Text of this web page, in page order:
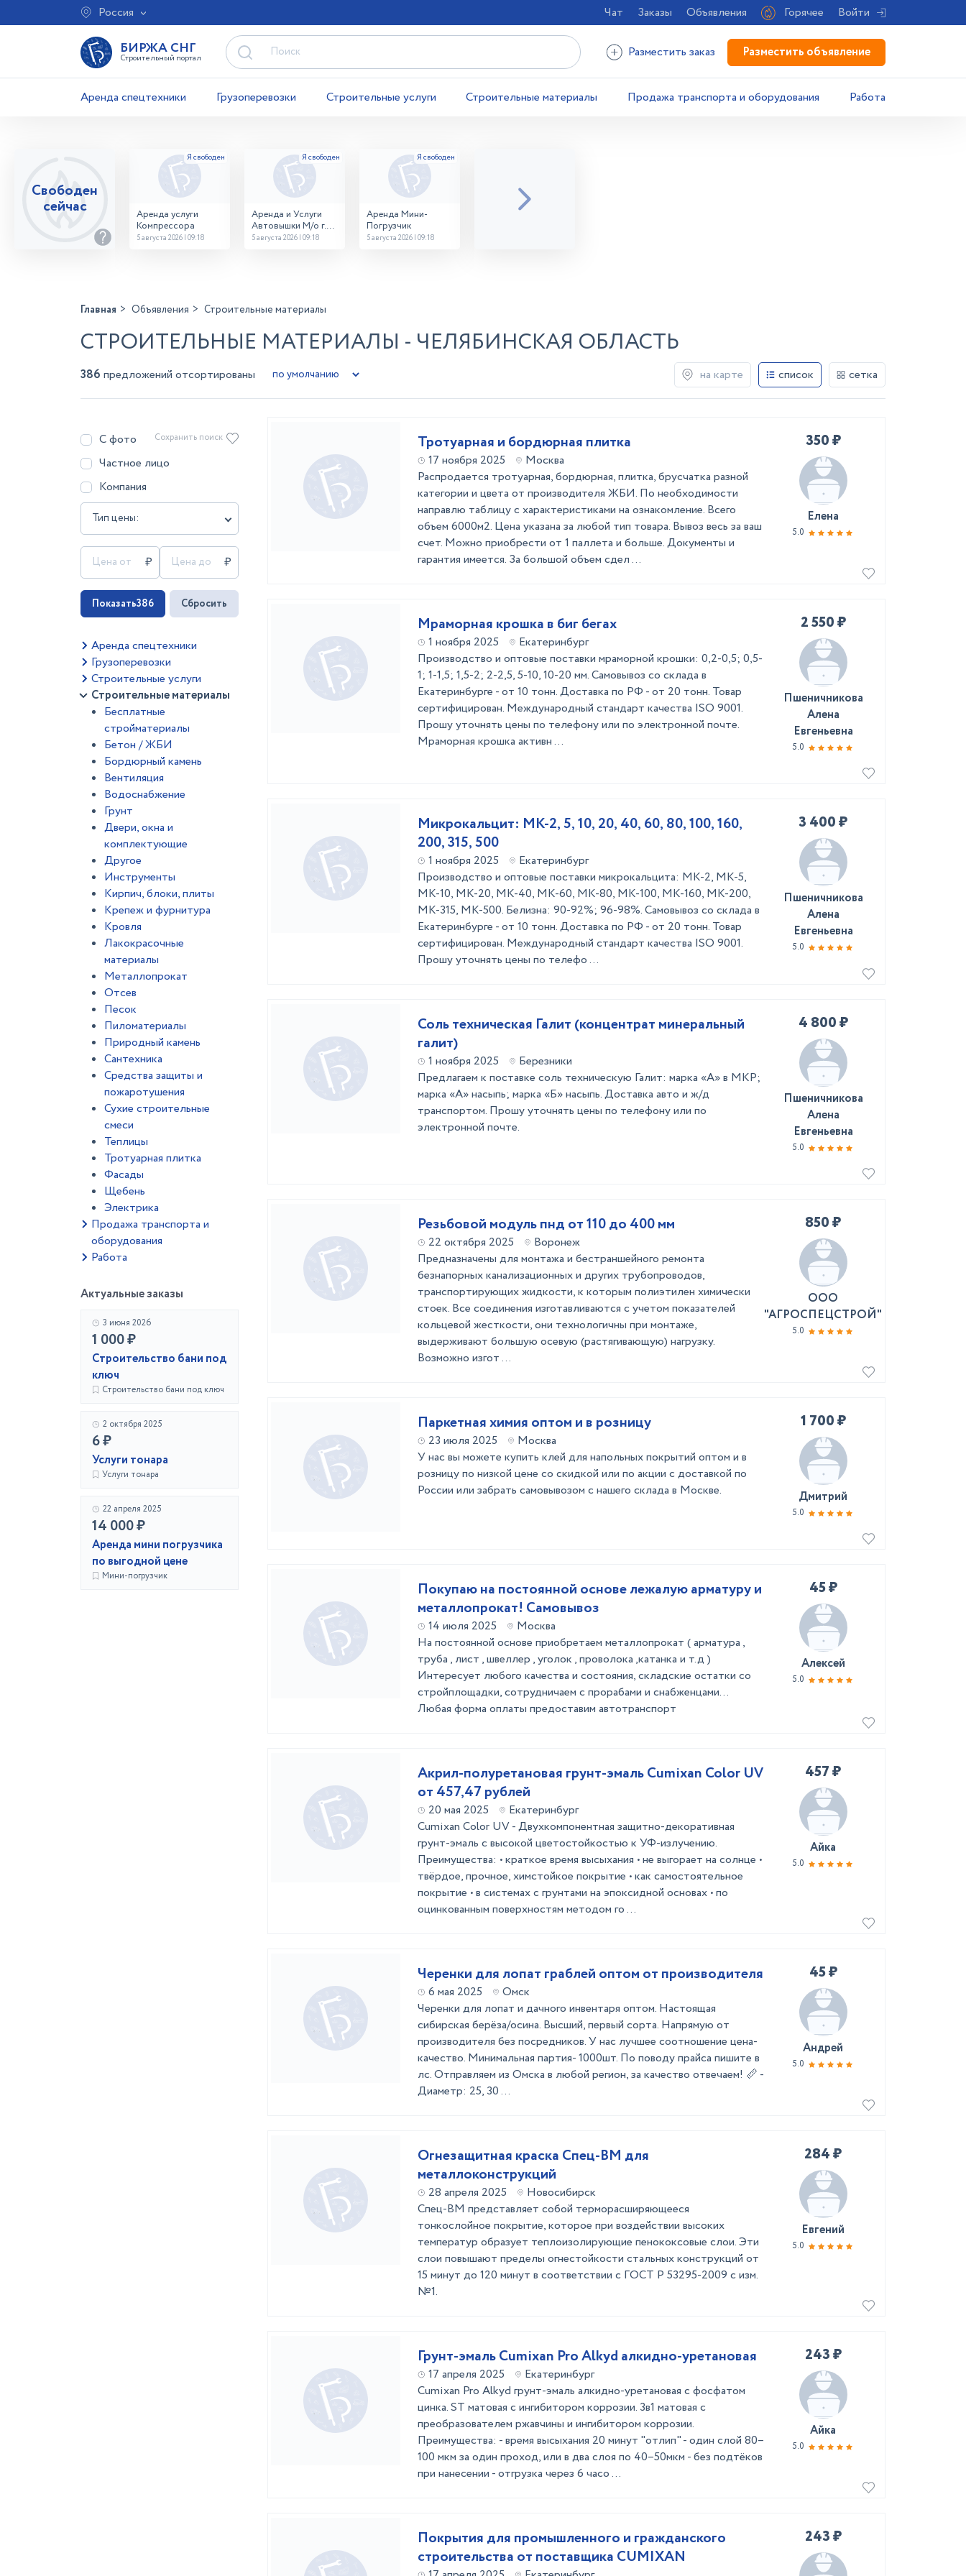
Россия Чат Заказы Объявления Горячее Войти
БИРЖА СНГ
Строительный портал Разместить заказ Разместить объявление
Аренда спецтехники Грузоперевозки Строительные услуги Строительные материалы Продажа транспорта и оборудования Работа
Свободен
сейчас
Аренда услуги
Компрессора
5 августа 2026 | 09:18
Аренда и Услуги
Автовышки М/о г.
Домодедово
5 августа 2026 | 09:18
Аренда Мини-
Погрузчик
5 августа 2026 | 09:18
Главная Объявления Строительные материалы
СТРОИТЕЛЬНЫЕ МАТЕРИАЛЫ - ЧЕЛЯБИНСКАЯ ОБЛАСТЬ
386 предложений отсортированы на карте список сетка
С фото
Частное лицо
Компания
Тип цены:
Сохранить поиск
Показать386 Сбросить
Аренда спецтехники
Грузоперевозки
Строительные услуги
Строительные материалы
Бесплатные
стройматериалы
Бетон / ЖБИ
Бордюрный камень
Вентиляция
Водоснабжение
Грунт
Двери, окна и
комплектующие
Другое
Инструменты
Кирпич, блоки, плиты
Крепеж и фурнитура
Кровля
Лакокрасочные
материалы
Металлопрокат
Отсев
Песок
Пиломатериалы
Природный камень
Сантехника
Средства защиты и
пожаротушения
Сухие строительные
смеси
Теплицы
Тротуарная плитка
Фасады
Щебень
Электрика
Продажа транспорта и
оборудования
Работа
Актуальные заказы
3 июня 2026
1 000 ₽
Строительство бани под
ключ
Строительство бани под ключ
2 октября 2025
6 ₽
Услуги тонара
Услуги тонара
22 апреля 2025
14 000 ₽
Аренда мини погрузчика
по выгодной цене
Мини-погрузчик
Тротуарная и бордюрная плитка
17 ноября 2025
Москва
Распродается тротуарная, бордюрная, плитка, брусчатка разной
категории и цвета от производителя ЖБИ. По необходимости
направлю таблицу с характеристиками на ознакомление. Всего
объем 6000м2. Цена указана за любой тип товара. Вывоз весь за ваш
счет. Можно приобрести от 1 паллета и больше. Документы и
гарантия имеется. За большой объем сдел ...
350 ₽
Елена
5.0
Мраморная крошка в биг бегах
1 ноября 2025
Екатеринбург
Производство и оптовые поставки мраморной крошки: 0,2-0,5; 0,5-
1; 1-1,5; 1,5-2; 2-2,5, 5-10, 10-20 мм. Самовывоз со склада в
Екатеринбурге - от 10 тонн. Доставка по РФ - от 20 тонн. Товар
сертифицирован. Международный стандарт качества ISO 9001.
Прошу уточнять цены по телефону или по электронной почте.
Мраморная крошка активн ...
2 550 ₽
Пшеничникова
Алена
Евгеньевна
5.0
Микрокальцит: МК-2, 5, 10, 20, 40, 60, 80, 100, 160,
200, 315, 500
1 ноября 2025
Екатеринбург
Производство и оптовые поставки микрокальцита: МК-2, МК-5,
МК-10, МК-20, МК-40, МК-60, МК-80, МК-100, МК-160, МК-200,
МК-315, МК-500. Белизна: 90-92%; 96-98%. Самовывоз со склада в
Екатеринбурге - от 10 тонн. Доставка по РФ - от 20 тонн. Товар
сертифицирован. Международный стандарт качества ISO 9001.
Прошу уточнять цены по телефо ...
3 400 ₽
Пшеничникова
Алена
Евгеньевна
5.0
Соль техническая Галит (концентрат минеральный
галит)
1 ноября 2025
Березники
Предлагаем к поставке соль техническую Галит: марка «А» в МКР;
марка «А» насыпь; марка «Б» насыпь. Доставка авто и ж/д
транспортом. Прошу уточнять цены по телефону или по
электронной почте.
4 800 ₽
Пшеничникова
Алена
Евгеньевна
5.0
Резьбовой модуль пнд от 110 до 400 мм
22 октября 2025
Воронеж
Предназначены для монтажа и бестраншейного ремонта
безнапорных канализационных и других трубопроводов,
транспортирующих жидкости, к которым полиэтилен химически
стоек. Все соединения изготавливаются с учетом показателей
кольцевой жесткости, они технологичны при монтаже,
выдерживают большую осевую (растягивающую) нагрузку.
Возможно изгот ...
850 ₽
ООО
"АГРОСПЕЦСТРОЙ"
5.0
Паркетная химия оптом и в розницу
23 июля 2025
Москва
У нас вы можете купить клей для напольных покрытий оптом и в
розницу по низкой цене со скидкой или по акции с доставкой по
России или забрать самовывозом с нашего склада в Москве.
1 700 ₽
Дмитрий
5.0
Покупаю на постоянной основе лежалую арматуру и
металлопрокат! Самовывоз
14 июля 2025
Москва
На постоянной основе приобретаем металлопрокат ( арматура ,
труба , лист , швеллер , уголок , проволока ,катанка и т.д )
Интересует любого качества и состояния, складские остатки со
стройплощадки, сотрудничаем с прорабами и снабженцами...
Любая форма оплаты предоставим автотранспорт
45 ₽
Алексей
5.0
Акрил-полуретановая грунт-эмаль Cumixan Color UV
от 457,47 рублей
20 мая 2025
Екатеринбург
Cumixan Color UV - Двухкомпонентная защитно-декоративная
грунт-эмаль с высокой цветостойкостью к УФ-излучению.
Преимущества: • краткое время высыхания • не выгорает на солнце •
твёрдое, прочное, химстойкое покрытие • как самостоятельное
покрытие • в системах с грунтами на эпоксидной основах • по
оцинкованным поверхностям методом го ...
457 ₽
Айка
5.0
Черенки для лопат граблей оптом от производителя
6 мая 2025
Омск
Черенки для лопат и дачного инвентаря оптом. Настоящая
сибирская берёза/осина. Высший, первый сорта. Напрямую от
производителя без посредников. У нас лучшее соотношение цена-
качество. Минимальная партия- 1000шт. По поводу прайса пишите в
лс. Отправляем из Омска в любой регион, за качество отвечаем! 📏 -
Диаметр: 25, 30 ...
45 ₽
Андрей
5.0
Огнезащитная краска Спец-ВМ для
металлоконструкций
28 апреля 2025
Новосибирск
Спец-ВМ представляет собой терморасширяющееся
тонкослойное покрытие, которое при воздействии высоких
температур образует теплоизолирующие пенококсовые слои. Эти
слои повышают пределы огнестойкости стальных конструкций от
15 минут до 120 минут в соответствии с ГОСТ Р 53295-2009 с изм.
№1.
284 ₽
Евгений
5.0
Грунт-эмаль Cumixan Pro Alkyd алкидно-уретановая
17 апреля 2025
Екатеринбург
Cumixan Pro Alkyd грунт-эмаль алкидно-уретановая с фосфатом
цинка. ST матовая с ингибитором коррозии. 3в1 матовая с
преобразователем ржавчины и ингибитором коррозии.
Преимущества: - время высыхания 20 минут "отлип" - один слой 80–
100 мкм за один проход, или в два слоя по 40–50мкм - без подтёков
при нанесении - отгрузка через 6 часо ...
243 ₽
Айка
5.0
Покрытия для промышленного и гражданского
строительства от поставщика CUMIXAN
243 ₽